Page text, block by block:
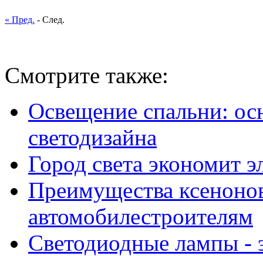
« Пред. - След.
Смотрите также:
Освещение спальни:
светодизайна
Город света экономит
Преимущества
автомобилестроителям
Светодиодные лампы -